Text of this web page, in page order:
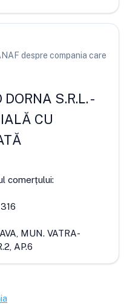
despre compania care
S.R.L.-
CU
comerțului:
MUN. VATRA-
AP.6